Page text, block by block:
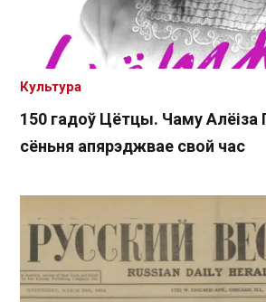
150 гадоў Цётцы. Чаму Алёіза
сёньня апярэджвае свой час
Культура